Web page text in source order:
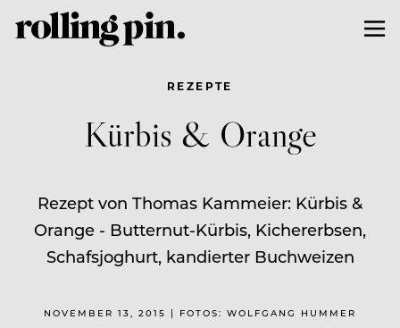
REZEPTE
Kürbis & Orange
Rezept von Thomas Kammeier: Kürbis &
Orange - Butternut-Kürbis, Kichererbsen,
Schafsjoghurt, kandierter Buchweizen
NOVEMBER 13, 2015 | FOTOS: WOLFGANG HUMMER